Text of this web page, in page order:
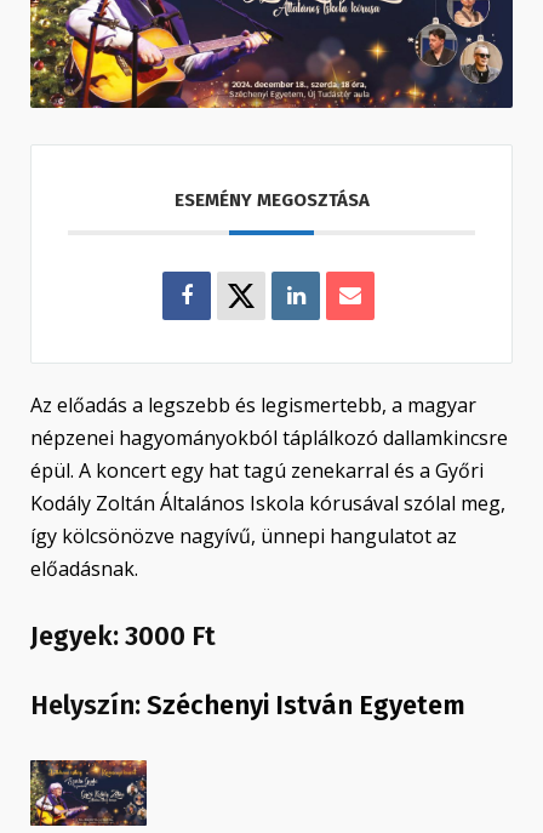
Az előadás a legszebb és legismertebb, a magyar
népzenei hagyományokból táplálkozó dallamkincsre
épül. A koncert egy hat tagú zenekarral és a Győri
Kodály Zoltán Általános Iskola kórusával szólal meg,
így kölcsönözve nagyívű, ünnepi hangulatot az
előadásnak.
Jegyek: 3000 Ft
Helyszín:Széchenyi István Egyetem
ESEMÉNY MEGOSZTÁSA